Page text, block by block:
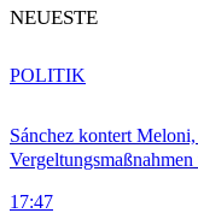
NEUESTE
Sánchez kontert
17:47
POLITIK